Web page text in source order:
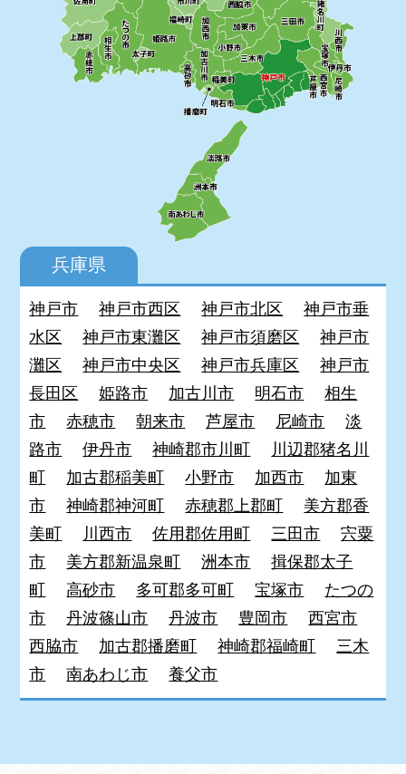
兵庫県
神戸市 神戸市西区 神戸市北区
神戸市垂
水区
神戸市東灘区 神戸市須磨区
神戸市
灘区
神戸市中央区 神戸市兵庫区
神戸市
長田区
姫路市 加古川市 明石市
相生
市
赤穂市 朝来市 芦屋市 尼崎市
淡
路市
伊丹市 神崎郡市川町
川辺郡猪名川
町
加古郡稲美町 小野市 加西市
加東
市
神崎郡神河町 赤穂郡上郡町
美方郡香
美町
川西市 佐用郡佐用町 三田市
宍粟
市
美方郡新温泉町 洲本市
揖保郡太子
町
高砂市 多可郡多可町 宝塚市
たつの
市
丹波篠山市 丹波市 豊岡市
西宮市
西脇市
加古郡播磨町 神崎郡福崎町
三木
市
南あわじ市 養父市